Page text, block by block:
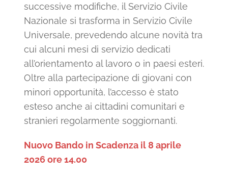
successive modifiche, il Servizio Civile
Nazionale si trasforma in Servizio Civile
Universale, prevedendo alcune novità tra
cui alcuni mesi di servizio dedicati
all’orientamento al lavoro o in paesi esteri.
Oltre alla partecipazione di giovani con
minori opportunità, l’accesso è stato
esteso anche ai cittadini comunitari e
stranieri regolarmente soggiornanti.
Nuovo Bando in Scadenza il 8 aprile
2026 ore 14.00